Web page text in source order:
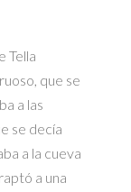
Tella
que se
a las
se decía
a la cueva
a una